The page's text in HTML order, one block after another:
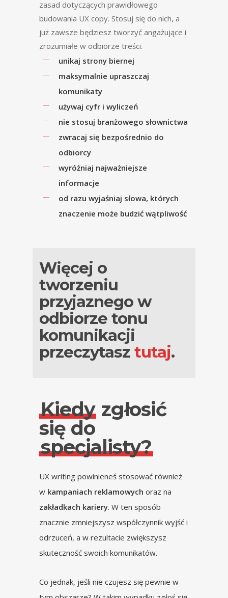
zasad dotyczących prawidłowego
budowania UX copy. Stosuj się do nich, a
już zawsze będziesz tworzyć angażujące i
zrozumiałe w odbiorze treści.
unikaj strony biernej
maksymalnie upraszczaj
komunikaty
używaj cyfr i wyliczeń
nie stosuj branżowego słownictwa
zwracaj się bezpośrednio do
odbiorcy
wyróżniaj najważniejsze
informacje
od razu wyjaśniaj słowa, których
znaczenie może budzić wątpliwość
Więcej o
tworzeniu
przyjaznego w
odbiorze tonu
komunikacji
przeczytasztutaj.
Kiedy zgłosić
się do
specjalisty?
UX writing powinieneś stosować również
w kampaniach reklamowych oraz na
zakładkach kariery. W ten sposób
znacznie zmniejszysz współczynnik wyjść i
odrzuceń, a w rezultacie zwiększysz
skuteczność swoich komunikatów.
Co jednak, jeśli nie czujesz się pewnie w